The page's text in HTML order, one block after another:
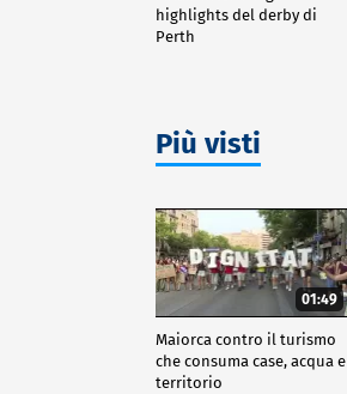
highlights del derby di
Perth
Più visti
01:49
Maiorca contro il turismo
che consuma case, acqua e
territorio